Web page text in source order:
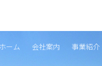
ホーム 会社案内 事業紹介